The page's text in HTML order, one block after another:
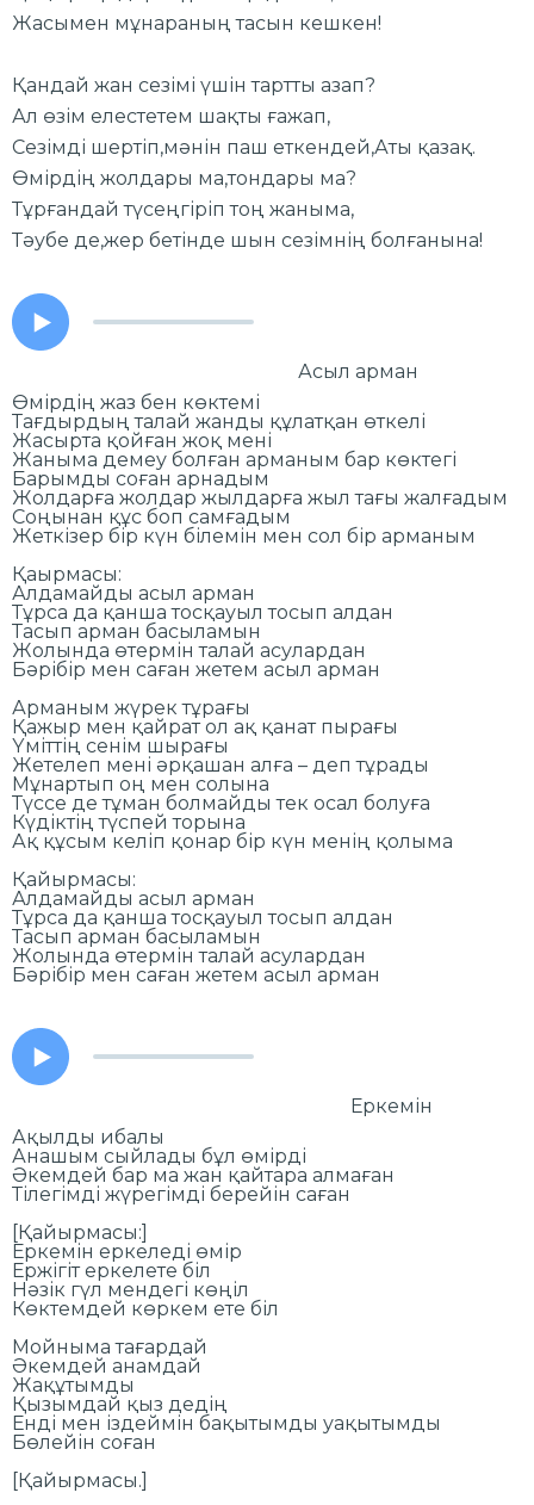
Жасымен мұнараның тасын кешкен!
Қандай жан сезімі үшін тартты азап?
Ал өзім елестетем шақты ғажап,
Сезімді шертіп,мәнін паш еткендей,Аты қазақ.
Өмірдің жолдары ма,тондары ма?
Тұрғандай түсеңгіріп тоң жаныма,
Тәубе де,жер бетінде шын сезімнің болғанына!
Асыл арман
Өмірдің жаз бен көктемі
Тағдырдың талай жанды құлатқан өткелі
Жасырта қойған жоқ мені
Жаныма демеу болған арманым бар көктегі
Барымды соған арнадым
Жолдарға жолдар жылдарға жыл тағы жалғадым
Соңынан құс боп самғадым
Жеткізер бір күн білемін мен сол бір арманым
Қаырмасы:
Алдамайды асыл арман
Тұрса да қанша тосқауыл тосып алдан
Тасып арман басыламын
Жолында өтермін талай асулардан
Бәрібір мен саған жетем асыл арман
Арманым жүрек тұрағы
Қажыр мен қайрат ол ақ қанат пырағы
Үміттің сенім шырағы
Жетелеп мені әрқашан алға – деп тұрады
Мұнартып оң мен солына
Түссе де тұман болмайды тек осал болуға
Күдіктің түспей торына
Ақ құсым келіп қонар бір күн менің қолыма
Қайырмасы:
Алдамайды асыл арман
Тұрса да қанша тосқауыл тосып алдан
Тасып арман басыламын
Жолында өтермін талай асулардан
Бәрібір мен саған жетем асыл арман
Еркемін
Ақылды ибалы
Анашым сыйлады бұл өмірді
Әкемдей бар ма жан қайтара алмаған
Тілегімді жүрегімді берейін саған
[Қайырмасы:]
Еркемін еркеледі өмір
Ержігіт еркелете біл
Нәзік гүл мендегі көңіл
Көктемдей көркем ете біл
Мойныма тағардай
Әкемдей анамдай
Жақұтымды
Қызымдай қыз дедің
Енді мен іздеймін бақытымды уақытымды
Бөлейін соған
[Қайырмасы.]